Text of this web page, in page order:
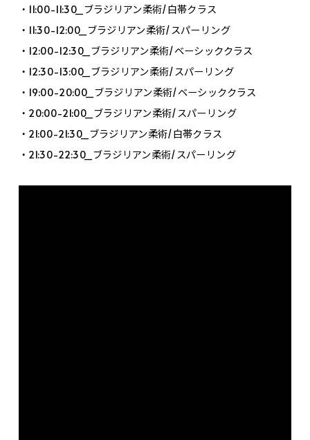
・11:00-11:30_ブラジリアン柔術/白帯クラス
・11:30-12:00_ブラジリアン柔術/スパーリング
・12:00-12:30_ブラジリアン柔術/ベーシッククラス
・12:30-13:00_ブラジリアン柔術/スパーリング
・19:00-20:00_ブラジリアン柔術/ベーシッククラス
・20:00-21:00_ブラジリアン柔術/スパーリング
・21:00-21:30_ブラジリアン柔術/白帯クラス
・21:30-22:30_ブラジリアン柔術/スパーリング